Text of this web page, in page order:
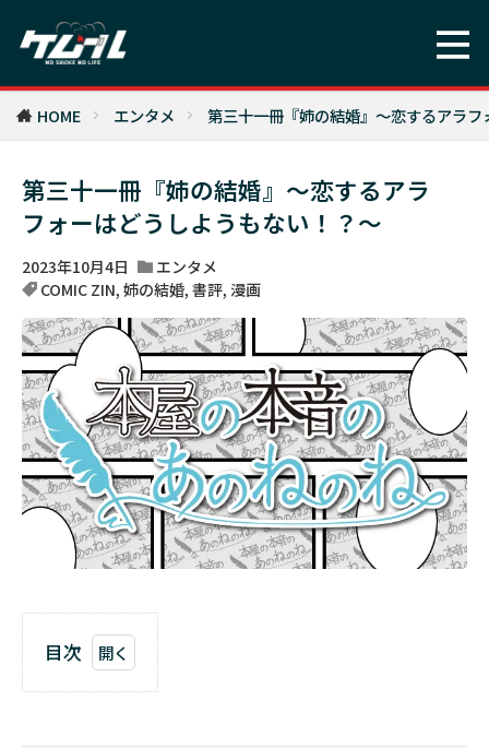
HOME エンタメ 第三十一冊『姉の結婚』～恋するアラ
第三十一冊『姉の結婚』～恋するアラ
フォーはどうしようもない！？～
2023年10月4日
エンタメ
COMIC ZIN, 姉の結婚, 書評, 漫画
目次